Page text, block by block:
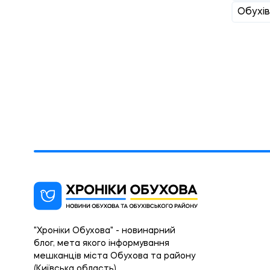
"Хроніки Обухова" - новинарний
блог, мета якого інформування
мешканців міста Обухова та району